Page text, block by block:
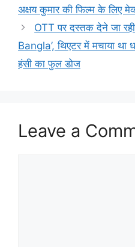
अक्षय कुमार की फिल्म के लिए
OTT पर दस्तक देने जा
Bangla’, थिएटर में मचाया
हंसी का फुल डोज
Leave a